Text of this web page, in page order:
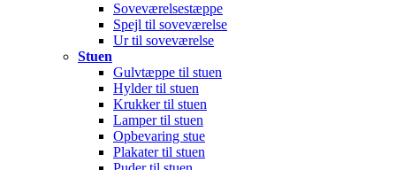
Soveværelsestæppe
Spejl til soveværelse
Ur til soveværelse
Stuen
Gulvtæppe til stuen
Hylder til stuen
Krukker til stuen
Lamper til stuen
Opbevaring stue
Plakater til stuen